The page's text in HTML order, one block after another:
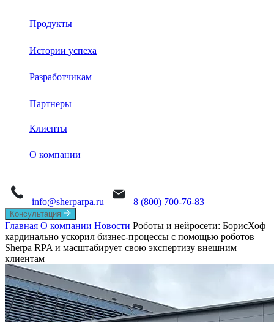
Продукты
Sherpa RPA
Task Mining
Истории успеха
Разработчикам
База знаний
Обучение
Партнеры
Клиенты
О компании
СМИ о нас
История
Мероприятия
Вакансии
info@sherparpa.ru 8 (800) 700-76-83
Консультация
Главная О компании Новости Роботы и нейросети: БорисХоф
кардинально ускорил бизнес-процессы с помощью роботов
Sherpa RPA и масштабирует свою экспертизу внешним
клиентам